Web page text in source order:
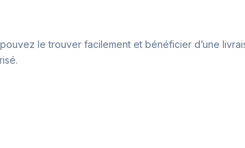
le trouver facilement et bénéficier d’une